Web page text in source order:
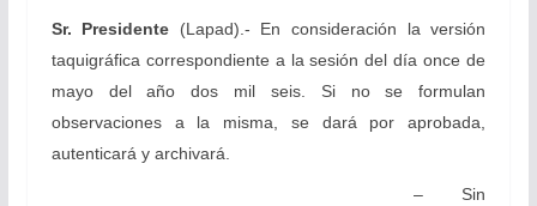
Sr. Presidente (Lapad).- En consideración la versión
taquigráfica correspondiente a la sesión del día once de
mayo del año dos mil seis. Si no se formulan
observaciones a la misma, se dará por aprobada,
autenticará y archivará.
– Sin